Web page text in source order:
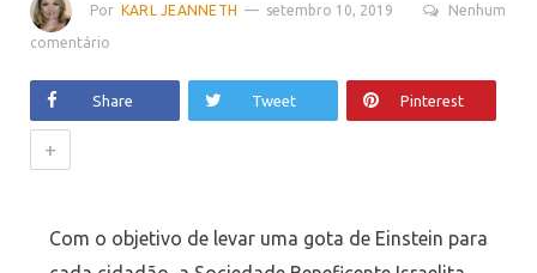
Por KARL JEANNETH setembro 10, 2019 Nenhum
comentário
Share Tweet Pinterest
+
Com o objetivo de levar uma gota de Einstein para